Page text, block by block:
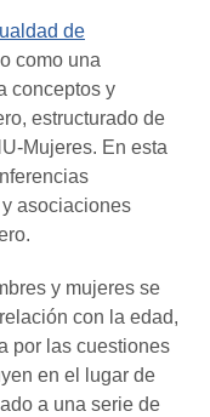
de
como una
conceptos y
estructurado de
Mujeres. En esta
asociaciones
y mujeres se
con la edad,
por las cuestiones
en el lugar de
a una serie de